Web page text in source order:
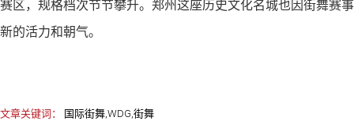
赛区，规格档次节节攀升。郑州这座历史文化名城也因街舞赛
新的活力和朝气。
文章关键词： 国际街舞,WDG,街舞